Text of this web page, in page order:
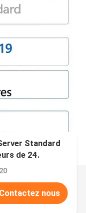
Standard
de 24.
pour
Contactez nous